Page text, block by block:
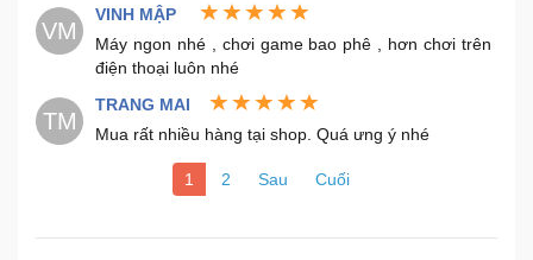
VM
VINH MẬP
Máy ngon nhé , chơi game bao phê , hơn chơi trên
điện thoại luôn nhé
TM
TRANG MAI
Mua rất nhiều hàng tại shop. Quá ưng ý nhé
1 2 Sau Cuối